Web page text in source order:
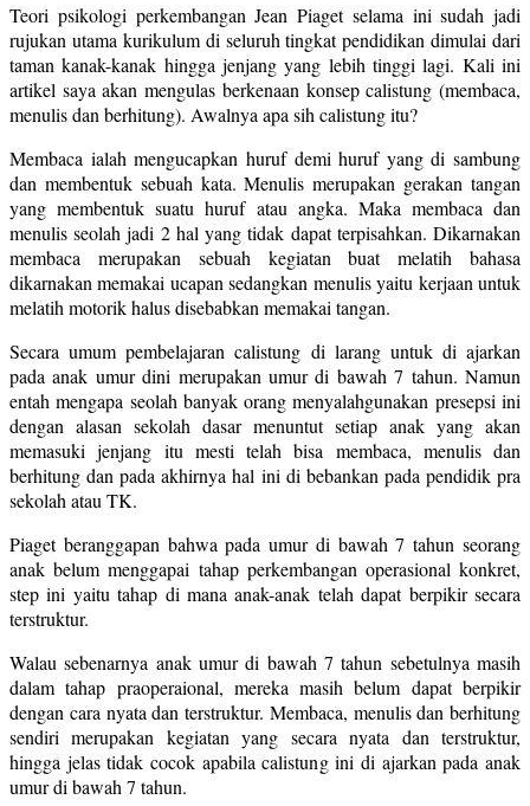
Teori psikologi perkembangan Jean Piaget selama ini sudah jadi
rujukan utama kurikulum di seluruh tingkat pendidikan dimulai dari
taman kanak-kanak hingga jenjang yang lebih tinggi lagi. Kali ini
artikel saya akan mengulas berkenaan konsep calistung (membaca,
menulis dan berhitung). Awalnya apa sih calistung itu?
Membaca ialah mengucapkan huruf demi huruf yang di sambung
dan membentuk sebuah kata. Menulis merupakan gerakan tangan
yang membentuk suatu huruf atau angka. Maka membaca dan
menulis seolah jadi 2 hal yang tidak dapat terpisahkan. Dikarnakan
membaca merupakan sebuah kegiatan buat melatih bahasa
dikarnakan memakai ucapan sedangkan menulis yaitu kerjaan untuk
melatih motorik halus disebabkan memakai tangan.
Secara umum pembelajaran calistung di larang untuk di ajarkan
pada anak umur dini merupakan umur di bawah 7 tahun. Namun
entah mengapa seolah banyak orang menyalahgunakan presepsi ini
dengan alasan sekolah dasar menuntut setiap anak yang akan
memasuki jenjang itu mesti telah bisa membaca, menulis dan
berhitung dan pada akhirnya hal ini di bebankan pada pendidik pra
sekolah atau TK.
Piaget beranggapan bahwa pada umur di bawah 7 tahun seorang
anak belum menggapai tahap perkembangan operasional konkret,
step ini yaitu tahap di mana anak-anak telah dapat berpikir secara
terstruktur.
Walau sebenarnya anak umur di bawah 7 tahun sebetulnya masih
dalam tahap praoperaional, mereka masih belum dapat berpikir
dengan cara nyata dan terstruktur. Membaca, menulis dan berhitung
sendiri merupakan kegiatan yang secara nyata dan terstruktur,
hingga jelas tidak cocok apabila calistung ini di ajarkan pada anak
umur di bawah 7 tahun.